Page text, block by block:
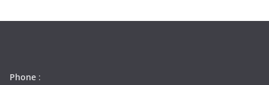
Phone :